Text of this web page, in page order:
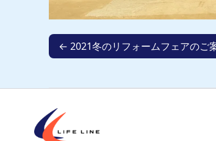
← 2021冬のリフォームフェアのご